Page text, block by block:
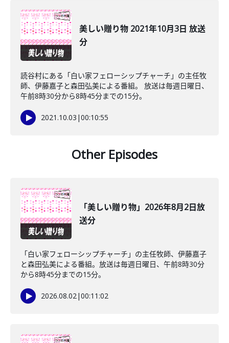
美しい贈り物 2021年10月3日 放送
分
読谷村にある「白い家フェローシップチャーチ」の主任牧
師、伊藤嘉子と森田弘美による番組。 放送は毎週日曜日、
午前8時30分から8時45分までの15分。
2021.10.03 |00:10:55
Other Episodes
「美しい贈り物」2026年8月2日放
送分
「白い家フェローシップチャーチ」の主任牧師、伊藤嘉子
と森田弘美による番組。放送は毎週日曜日、午前8時30分
から8時45分までの15分。
2026.08.02|00:11:02